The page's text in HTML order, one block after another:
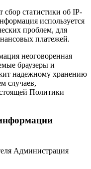
сбор статистики об IP-
используется
проблем, для
платежей.
неоговоренная
браузеры и
надежному хранению
случаев,
Политики
Администрация